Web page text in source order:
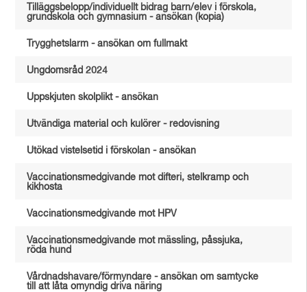
Tilläggsbelopp/individuellt bidrag barn/elev i förskola,
grundskola och gymnasium - ansökan (kopia)
Trygghetslarm - ansökan om fullmakt
Ungdomsråd 2024
Uppskjuten skolplikt - ansökan
Utvändiga material och kulörer - redovisning
Utökad vistelsetid i förskolan - ansökan
Vaccinationsmedgivande mot difteri, stelkramp och
kikhosta
Vaccinationsmedgivande mot HPV
Vaccinationsmedgivande mot mässling, påssjuka,
röda hund
Vårdnadshavare/förmyndare - ansökan om samtycke
till att låta omyndig driva näring